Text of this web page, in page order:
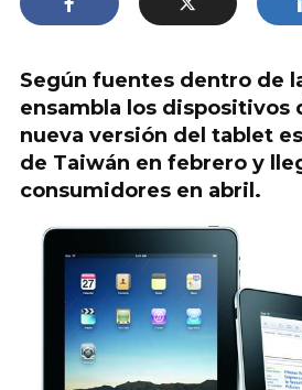
Según fuentes dentro de
ensambla los dispositivos
nueva versión del tablet
de Taiwán en febrero y
consumidores en abril.